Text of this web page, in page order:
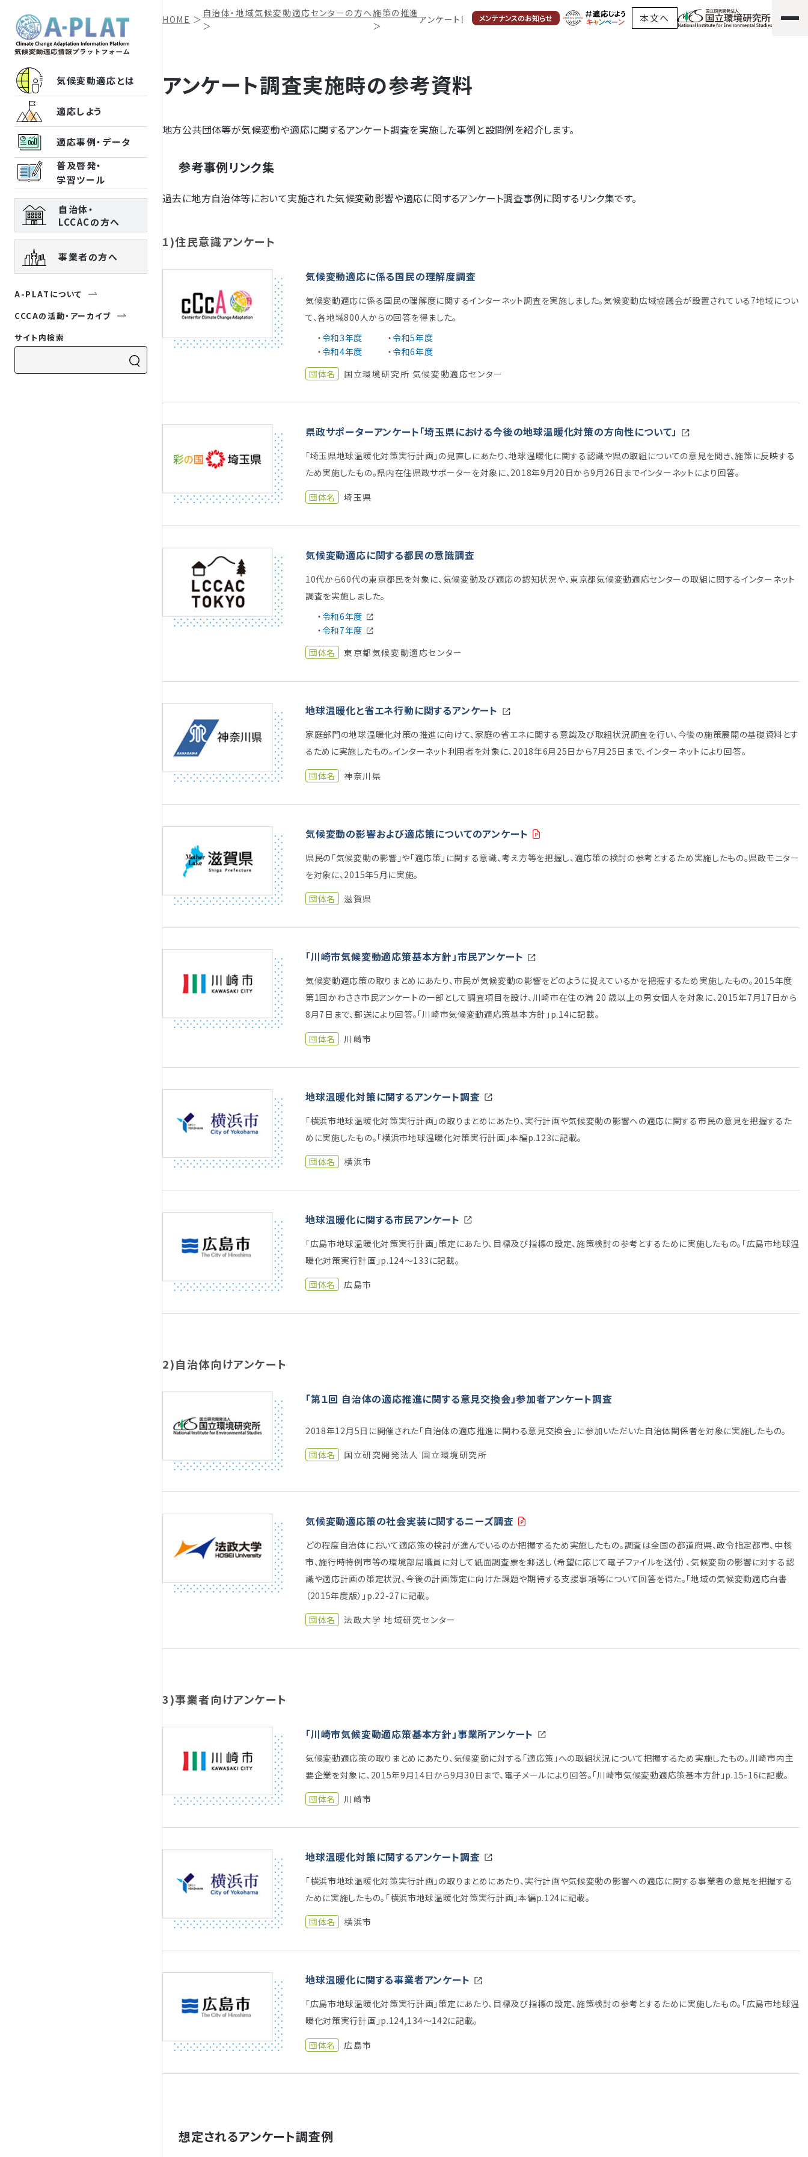
メンテナンスのお知らせ 本文へ
気候変動適応とは
適応しよう
適応事例・データ
普及啓発・
学習ツール
自治体・
LCCACの方へ
事業者の方へ
A-PLATについて
CCCAの活動・アーカイブ
サイト内検索
HOME ＞
自治体・地域気候変動適応センターの方へ
＞
施策の推進
＞
アンケート調査実施時の参考資料
アンケート調査実施時の参考資料
地方公共団体等が気候変動や適応に関するアンケート調査を実施した事例と設問例を紹介します。
参考事例リンク集
過去に地方自治体等において実施された気候変動影響や適応に関するアンケート調査事例に関するリンク集です。
1)住民意識アンケート
気候変動適応に係る国民の理解度調査
気候変動適応に係る国民の理解度に関するインターネット調査を実施しました。気候変動広域協議会が設置されている7地域につい
て、各地域800人からの回答を得ました。
・令和3年度
・令和4年度
・令和5年度
・令和6年度
団体名
国立環境研究所 気候変動適応センター
県政サポーターアンケート「埼玉県における今後の地球温暖化対策の方向性について」
「埼玉県地球温暖化対策実行計画」の見直しにあたり、地球温暖化に関する認識や県の取組についての意見を聞き、施策に反映する
ため実施したもの。県内在住県政サポーターを対象に、2018年9月20日から9月26日までインターネットにより回答。
団体名 埼玉県
気候変動適応に関する都民の意識調査
10代から60代の東京都民を対象に、気候変動及び適応の認知状況や、東京都気候変動適応センターの取組に関するインターネット
調査を実施しました。
・令和6年度
・令和7年度
団体名
東京都気候変動適応センター
地球温暖化と省エネ行動に関するアンケート
家庭部門の地球温暖化対策の推進に向けて、家庭の省エネに関する意識及び取組状況調査を行い、今後の施策展開の基礎資料とす
るために実施したもの。インターネット利用者を対象に、2018年6月25日から7月25日まで、インターネットにより回答。
団体名 神奈川県
気候変動の影響および適応策についてのアンケート
県民の「気候変動の影響」や「適応策」に関する意識、考え方等を把握し、適応策の検討の参考とするため実施したもの。県政モニター
を対象に、2015年5月に実施。
団体名 滋賀県
「川崎市気候変動適応策基本方針」市民アンケート
気候変動適応策の取りまとめにあたり、市民が気候変動の影響をどのように捉えているかを把握するため実施したもの。2015年度
第1回かわさき市民アンケートの一部として調査項目を設け、川崎市在住の満 20 歳以上の男女個人を対象に、2015年7月17日から
8月7日まで、郵送により回答。「川崎市気候変動適応策基本方針」p.14に記載。
団体名 川崎市
地球温暖化対策に関するアンケート調査
「横浜市地球温暖化対策実行計画」の取りまとめにあたり、実行計画や気候変動の影響への適応に関する市民の意見を把握するた
めに実施したもの。「横浜市地球温暖化対策実行計画」本編p.123に記載。
団体名 横浜市
地球温暖化に関する市民アンケート
「広島市地球温暖化対策実行計画」策定にあたり、目標及び指標の設定、施策検討の参考とするために実施したもの。「広島市地球温
暖化対策実行計画」p.124〜133に記載。
団体名 広島市
2)自治体向けアンケート
「第１回 自治体の適応推進に関する意見交換会」参加者アンケート調査
2018年12月5日に開催された「自治体の適応推進に関わる意見交換会」に参加いただいた自治体関係者を対象に実施したもの。
団体名 国立研究開発法人 国立環境研究所
気候変動適応策の社会実装に関するニーズ調査
どの程度自治体において適応策の検討が進んでいるのか把握するため実施したもの。調査は全国の都道府県、政令指定都市、中核
市、施行時特例市等の環境部局職員に対して紙面調査票を郵送し（希望に応じて電子ファイルを送付）、気候変動の影響に対する認
識や適応計画の策定状況、今後の計画策定に向けた課題や期待する支援事項等について回答を得た。「地域の気候変動適応白書
（2015年度版）」p.22-27に記載。
団体名 法政大学 地域研究センター
3)事業者向けアンケート
「川崎市気候変動適応策基本方針」事業所アンケート
気候変動適応策の取りまとめにあたり、気候変動に対する「適応策」への取組状況について把握するため実施したもの。川崎市内主
要企業を対象に、2015年9月14日から9月30日まで、電子メールにより回答。「川崎市気候変動適応策基本方針」p.15-16に記載。
団体名 川崎市
地球温暖化対策に関するアンケート調査
「横浜市地球温暖化対策実行計画」の取りまとめにあたり、実行計画や気候変動の影響への適応に関する事業者の意見を把握する
ために実施したもの。「横浜市地球温暖化対策実行計画」本編p.124に記載。
団体名 横浜市
地球温暖化に関する事業者アンケート
「広島市地球温暖化対策実行計画」策定にあたり、目標及び指標の設定、施策検討の参考とするために実施したもの。「広島市地球温
暖化対策実行計画」p.124,134〜142に記載。
団体名 広島市
想定されるアンケート調査例